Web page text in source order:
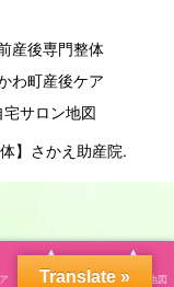
産後専門整体
わ町産後ケア
宅サロン地図
】さかえ助産院.
プロフィール 自宅サロン地図
Translate »